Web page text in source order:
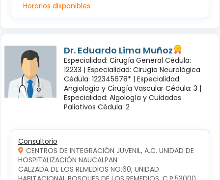
Horarios disponibles
Dr. Eduardo Lima Muñoz
Especialidad: Cirugía General Cédula:
12233 | Especialidad: Cirugía Neurológica
Cédula: 122345678* | Especialidad:
Angiología y Cirugía Vascular Cédula: 3 |
Especialidad: Algología y Cuidados
Paliativos Cédula: 2
Consultorio
CENTROS DE INTEGRACIÓN JUVENIL, A.C. UNIDAD DE
HOSPITALIZACIÓN NAUCALPAN
CALZADA DE LOS REMEDIOS NO.60, UNIDAD